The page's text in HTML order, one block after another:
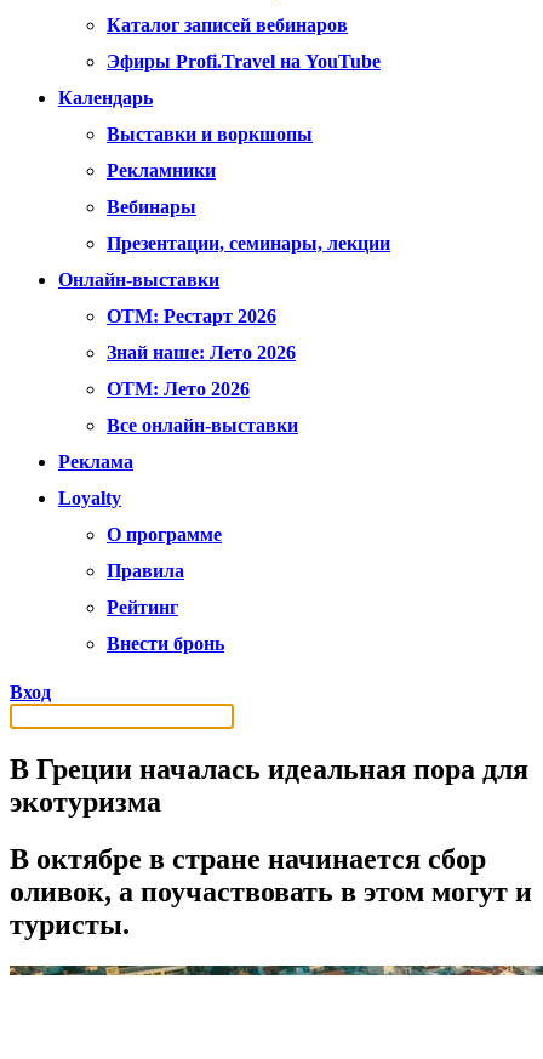
Каталог записей вебинаров
Эфиры Profi.Travel на YouTube
Календарь
Выставки и воркшопы
Рекламники
Вебинары
Презентации, семинары, лекции
Онлайн-выставки
OTM: Рестарт 2026
Знай наше: Лето 2026
OTM: Лето 2026
Все онлайн-выставки
Реклама
Loyalty
О программе
Правила
Рейтинг
Внести бронь
Вход
В Греции началась идеальная пора для
экотуризма
В октябре в стране начинается сбор
оливок, а поучаствовать в этом могут и
туристы.